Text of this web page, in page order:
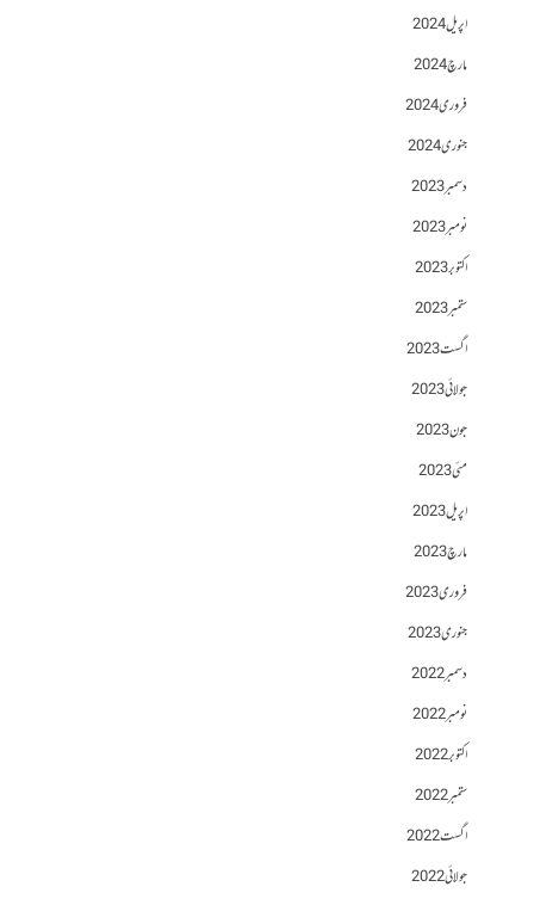
اپریل 2024
مارچ 2024
فروری 2024
جنوری 2024
دسمبر 2023
نومبر 2023
اکتوبر 2023
ستمبر 2023
اگست 2023
جولائی 2023
جون 2023
مئی 2023
اپریل 2023
مارچ 2023
فروری 2023
جنوری 2023
دسمبر 2022
نومبر 2022
اکتوبر 2022
ستمبر 2022
اگست 2022
جولائی 2022